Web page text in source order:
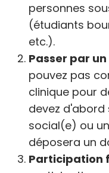
personnes
(étudiants
etc.).
Passer par
pouvez pas
clinique pour
devez
social(e) ou
déposera un
Participation